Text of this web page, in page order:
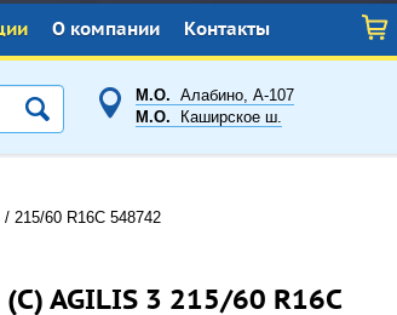
О компании Контакты
М.О. Алабино, А-107
М.О. Каширское ш.
/ 215/60 R16C 548742
AGILIS 3 215/60 R16C